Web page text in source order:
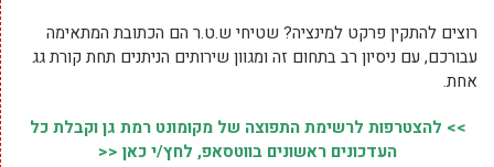
רוצים להתקין פרקט למינציה? שטיחי ש.ט.ר הם הכתובת המתאימה
עבורכם, עם ניסיון רב בתחום זה ומגוון שירותים הניתנים תחת קורת גג
אחת.
>> להצטרפות לרשימת התפוצה של מקומונט רמת גן וקבלת כל
העדכונים ראשונים בווטסאפ, לחץ/י כאן <<